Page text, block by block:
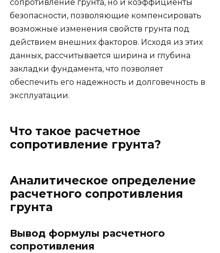
сопротивление грунта, но и коэффициенты
безопасности, позволяющие компенсировать
возможные изменения свойств грунта под
действием внешних факторов. Исходя из этих
данных, рассчитывается ширина и глубина
закладки фундамента, что позволяет
обеспечить его надежность и долговечность в
эксплуатации.
Что такое расчетное
сопротивление грунта?
Аналитическое определение
расчетного сопротивления
грунта
Вывод формулы расчетного
сопротивления